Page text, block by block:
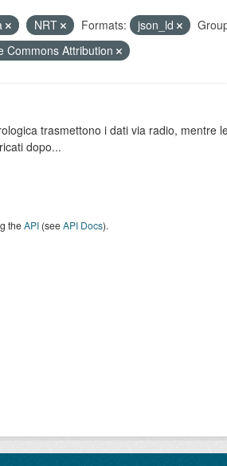
NRT Formats: json_ld
Commons Attribution
trasmettono i dati via radio, mentre
dopo...
theAPI(seeAPI Docs).